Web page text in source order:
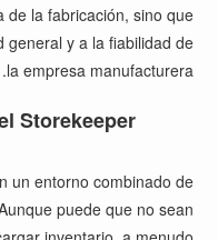
de la fabricación, sino que
general y a la fiabilidad de
la empresa manufacturera.
Storekeeper
un entorno combinado de
puede que no sean